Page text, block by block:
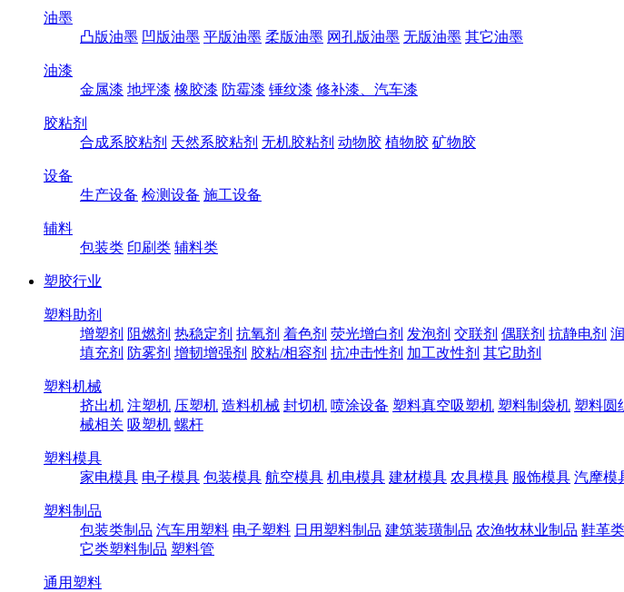
油墨
凸版油墨 凹版油墨 平版油墨 柔版油墨 网孔版油墨 无版油墨 其它油墨
油漆
金属漆 地坪漆 橡胶漆 防霉漆 锤纹漆 修补漆、汽车漆
胶粘剂
合成系胶粘剂 天然系胶粘剂 无机胶粘剂 动物胶 植物胶 矿物胶
设备
生产设备 检测设备 施工设备
辅料
包装类 印刷类 辅料类
塑胶行业
塑料助剂
增塑剂 阻燃剂 热稳定剂 抗氧剂 着色剂 荧光增白剂 发泡剂 交联剂 偶联剂 抗静电剂
填充剂 防雾剂 增韧增强剂 胶粘/相容剂 抗冲击性剂 加工改性剂 其它助剂
塑料机械
挤出机 注塑机 压塑机 造料机械 封切机 喷涂设备 塑料真空吸塑机 塑料制袋机 塑料圆
械相关 吸塑机 螺杆
塑料模具
家电模具 电子模具 包装模具 航空模具 机电模具 建材模具 农具模具 服饰模具 汽摩模
塑料制品
包装类制品 汽车用塑料 电子塑料 日用塑料制品 建筑装璜制品 农渔牧林业制品 鞋革
它类塑料制品 塑料管
通用塑料